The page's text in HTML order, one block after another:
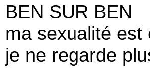
BEN SUR BEN
ma sexualité
je ne regarde